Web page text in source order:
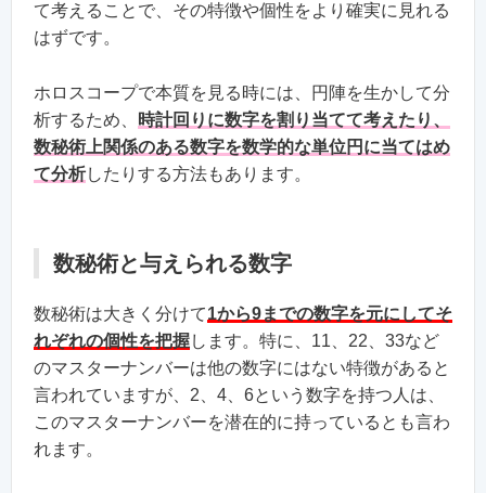
て考えることで、その特徴や個性をより確実に見れる
はずです。
ホロスコープで本質を見る時には、円陣を生かして分
析するため、
時計回りに数字を割り当てて考えたり、
数秘術上関係のある数字を数学的な単位円に当てはめ
て分析したりする方法もあります。
数秘術と与えられる数字
数秘術は大きく分けて1から9までの数字を元にしてそ
れぞれの個性を把握します。特に、11、22、33など
のマスターナンバーは他の数字にはない特徴があると
言われていますが、2、4、6という数字を持つ人は、
このマスターナンバーを潜在的に持っているとも言わ
れます。